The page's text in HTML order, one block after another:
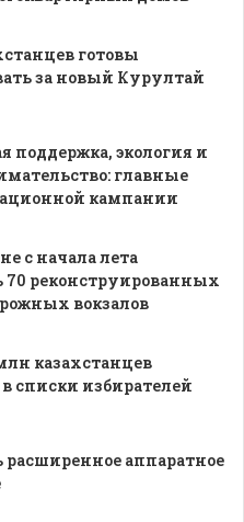
готовы
за новый Курултай
поддержка, экология и
главные
кампании
с начала лета
70 реконструированных
вокзалов
казахстанцев
списки избирателей
расширенное аппаратное